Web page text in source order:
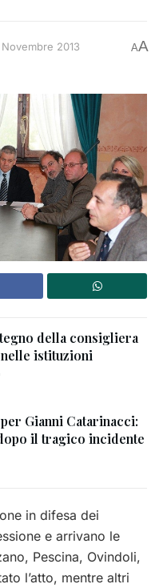
2013 AA
della consigliera
istituzioni
Gianni Catarinacci:
il tragico incidente
in difesa dei
e arrivano le
Pescina, Ovindoli,
l’atto, mentre altri